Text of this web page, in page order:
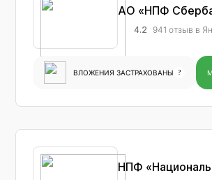
АО «НПФ
4.2 941 отзыв в
ВЛОЖЕНИЯ ЗАСТРАХОВАНЫ ?
НПФ